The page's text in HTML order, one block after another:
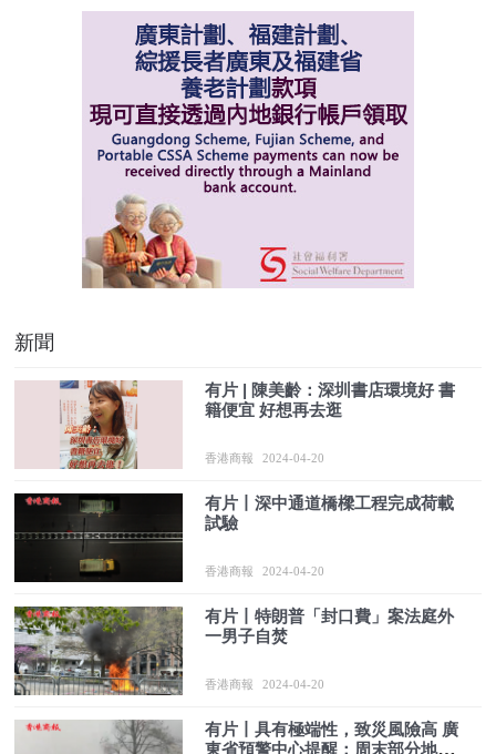
新聞
有片 | 陳美齡：深圳書店環境好 書
籍便宜 好想再去逛
香港商報 2024-04-20
有片丨深中通道橋樑工程完成荷載
試驗
香港商報 2024-04-20
有片丨特朗普「封口費」案法庭外
一男子自焚
香港商報 2024-04-20
有片丨具有極端性，致災風險高 廣
東省預警中心提醒：周末部分地區